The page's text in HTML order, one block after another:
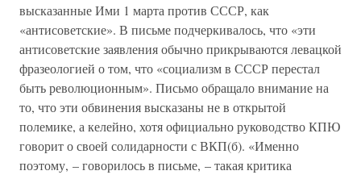
высказанные Ими 1 марта против СССР, как
«антисоветские». В письме подчеркивалось, что «эти
антисоветские заявления обычно прикрываются левацкой
фразеологией о том, что «социализм в СССР перестал
быть революционным». Письмо обращало внимание на
то, что эти обвинения высказаны не в открытой
полемике, а келейно, хотя официально руководство КПЮ
говорит о своей солидарности с ВКП(б). «Именно
поэтому, – говорилось в письме, – такая критика